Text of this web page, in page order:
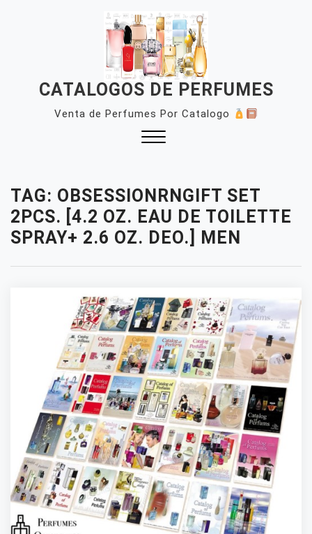
CATALOGOS DE PERFUMES
Venta de Perfumes Por Catalogo
TAG: OBSESSIONRNGIFT SET
2PCS. [4.2 OZ. EAU DE TOILETTE
SPRAY+ 2.6 OZ. DEO.] MEN